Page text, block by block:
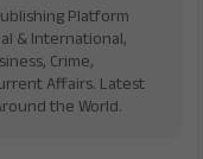
Platform
& International,
Crime,
Affairs. Latest
the World.